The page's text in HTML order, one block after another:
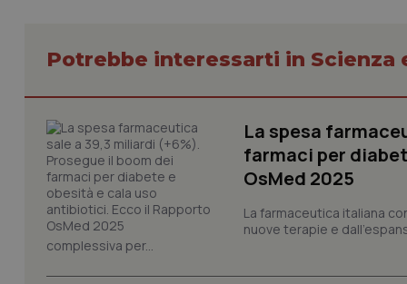
Potrebbe interessarti in Scienza
La spesa
farmaci per
OsMed 2025
La farmaceutica italiana
nuove terapie e
complessiva per...
tracking-sites-
tracking-enable
session-id